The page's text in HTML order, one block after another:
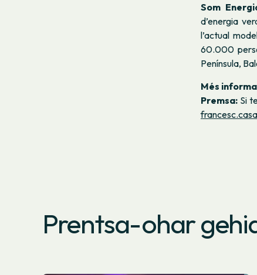
Som
d’energia
l’actual
60.000
Península,
Més
Premsa: Si
Prentsa-ohar